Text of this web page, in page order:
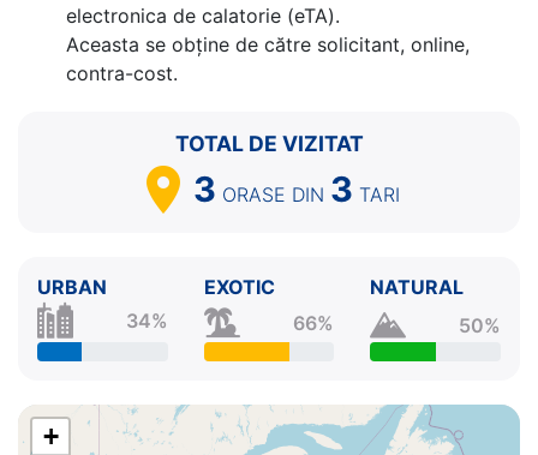
electronica de calatorie (eTA).
Aceasta se obține de către solicitant, online,
contra-cost.
TOTAL DE VIZITAT
3 ORASE DIN 3 TARI
URBAN
34%
EXOTIC
66%
NATURAL
50%
+